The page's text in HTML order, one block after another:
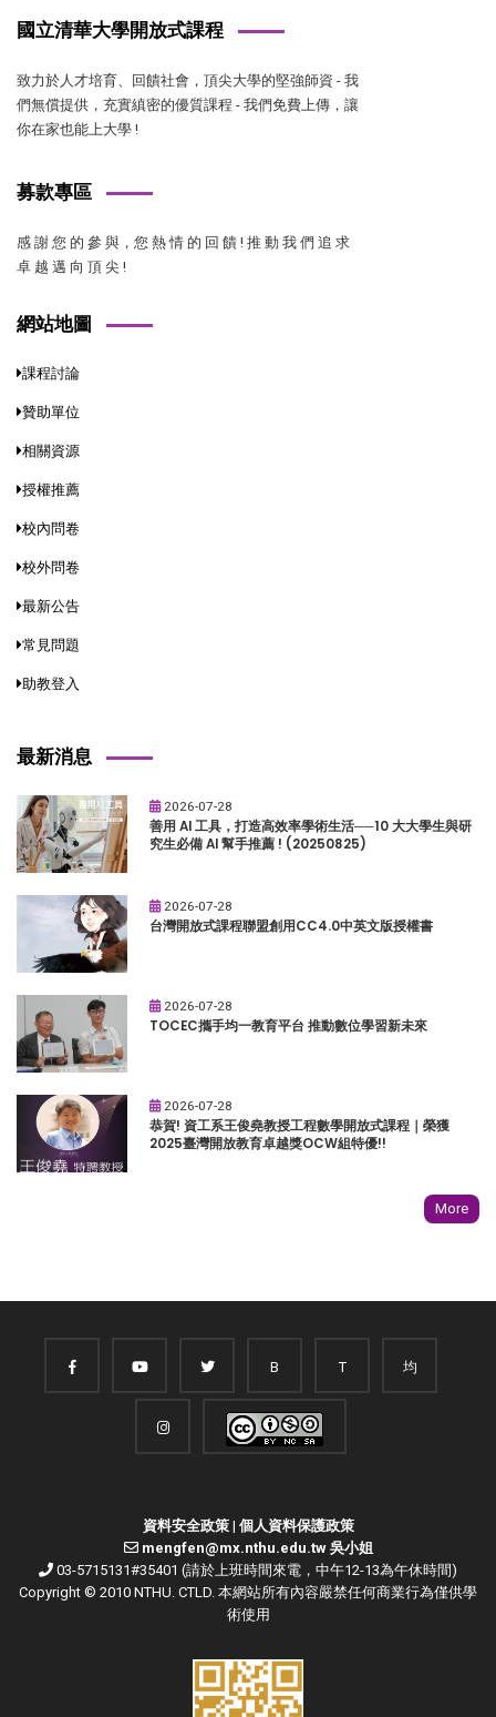
國立清華大學開放式課程
致力於人才培育、回饋社會，頂尖大學的堅強師資 - 我
們無償提供，充實縝密的優質課程 - 我們免費上傳，讓
你在家也能上大學 !
募款專區
感 謝 您 的 參 與，您 熱 情 的 回 饋 ! 推 動 我 們 追 求
卓 越 邁 向 頂 尖 !
網站地圖
課程討論
贊助單位
相關資源
授權推薦
校內問卷
校外問卷
最新公告
常見問題
助教登入
最新消息
2026-07-28
善用 AI 工具，打造高效率學術生活──10 大大學生與研
究生必備 AI 幫手推薦 ! (20250825)
2026-07-28
台灣開放式課程聯盟創用CC4.0中英文版授權書
2026-07-28
TOCEC攜手均一教育平台 推動數位學習新未來
2026-07-28
恭賀! 資工系王俊堯教授工程數學開放式課程｜榮獲
2025臺灣開放教育卓越獎OCW組特優!!
More
B T 均
資料安全政策| 個人資料保護政策
mengfen@mx.nthu.edu.tw 吳小姐
03-5715131#35401 (請於上班時間來電，中午12-13為午休時間)
Copyright © 2010 NTHU. CTLD. 本網站所有內容嚴禁任何商業行為僅供學
術使用